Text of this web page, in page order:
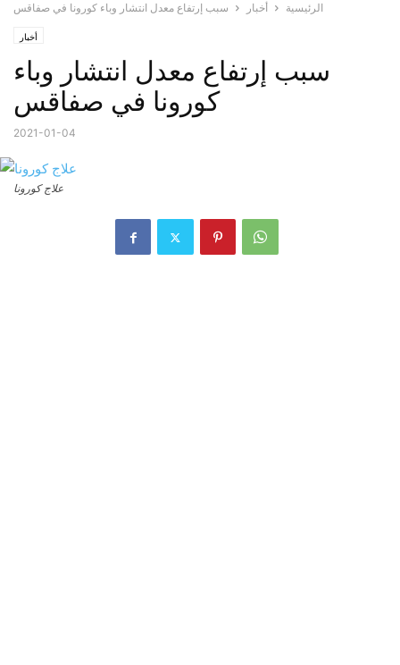
الرئيسية أخبار سبب إرتفاع معدل انتشار وباء كورونا في صفاقس
أخبار
سبب إرتفاع معدل انتشار وباء
كورونا في صفاقس
2021-01-04
علاج كورونا